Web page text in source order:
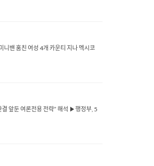
밴 훔친 여성 4개 카운티 지나 멕시코
앞둔 여론전용 전략” 해석 ▶행정부, 5